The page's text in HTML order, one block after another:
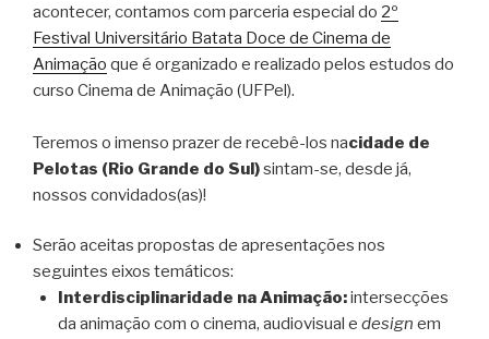
acontecer, contamos com parceria especial do 2º
Festival Universitário Batata Doce de Cinema de
Animação que é organizado e realizado pelos estudos do
curso Cinema de Animação (UFPel).
Teremos o imenso prazer de recebê-los nacidade de
Pelotas (Rio Grande do Sul)sintam-se, desde já,
nossos convidados(as)!
Serão aceitas propostas de apresentações nos
seguintes eixos temáticos:
Interdisciplinaridade na Animação:intersecções
da animação com o cinema, audiovisual e design em